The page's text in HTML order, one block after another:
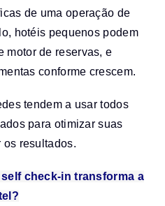
de uma operação de
hotéis pequenos podem
motor de reservas, e
conforme crescem.
tendem a usar todos
para otimizar suas
os resultados.
check-in transforma a